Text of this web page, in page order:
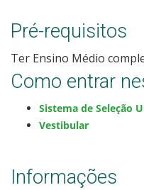
Pré-requisitos
Ter Ensino Médio
Como entrar
Sistema de Seleção
Vestibular
Informações